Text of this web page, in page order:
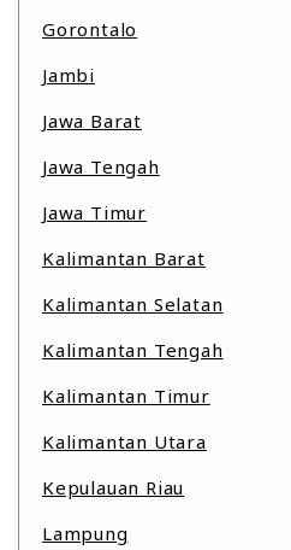
Gorontalo
Jambi
Jawa Barat
Jawa Tengah
Jawa Timur
Kalimantan Barat
Kalimantan Selatan
Kalimantan Tengah
Kalimantan Timur
Kalimantan Utara
Kepulauan Riau
Lampung